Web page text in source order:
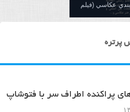
عكاسي (فیلم
پرتره